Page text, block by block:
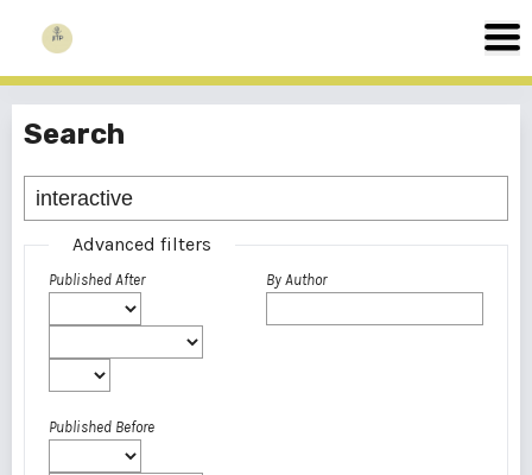
Search
Advanced filters
Published After
Published Before
By Author